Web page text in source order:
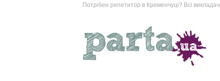
Потрібен репетитор в Кременчуці? Всі